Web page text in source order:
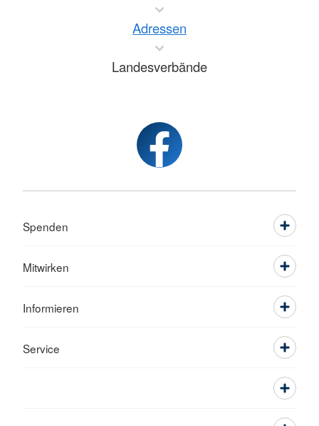
Adressen
Landesverbände
Spenden
Mitwirken
Informieren
Service